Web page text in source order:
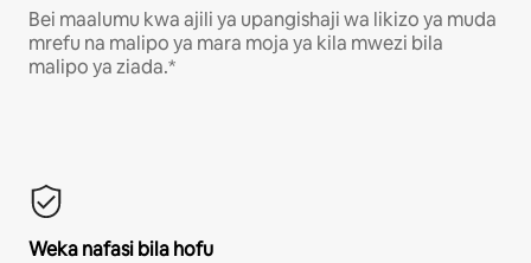
Bei maalumu kwa ajili ya upangishaji wa likizo ya muda
mrefu na malipo ya mara moja ya kila mwezi bila
malipo ya ziada.*
Weka nafasi bila hofu